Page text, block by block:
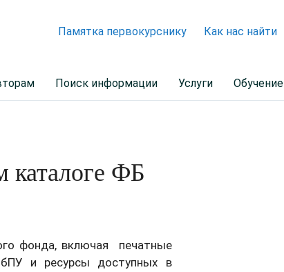
Памятка первокурснику Как нас найти
Поиск информации Услуги Обучение
каталоге ФБ
фонда, включая печатные
и ресурсы доступных в